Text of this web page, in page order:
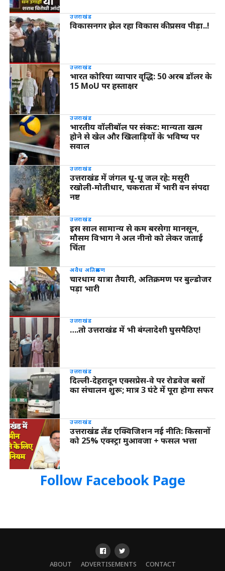
उत्तराखंड
विकासनगर झेल रहा विकास की प्रसव पीड़ा..!
उत्तराखंड
भारत कोरिया व्यापार वृद्धि: 50 अरब डॉलर के
15 MoU पर हस्ताक्षर
उत्तराखंड
भारतीय वॉलीबॉल पर संकट: मान्यता खत्म
होने से खेल और खिलाड़ियों के भविष्य पर
सवाल
उत्तराखंड
उत्तराखंड में जंगल धू-धू जल रहे: मसूरी
रखोली-मोतीधार, चकराता में भारी वन संपदा
नष्ट
उत्तराखंड
इस साल सामान्य से कम बरसेगा मानसून,
मौसम विभाग ने अल नीनो को लेकर जताई
चिंता
अवैध अतिक्रमण
चारधाम यात्रा तैयारी, अतिक्रमण पर बुल्डोजर
पड़ा भारी
उत्तराखंड
….तो उत्तराखंड में भी बंग्लादेशी घुसपैठिए!
उत्तराखंड
दिल्ली-देहरादून एक्सप्रेस-वे पर रोडवेज बसों
का संचालन शुरू; मात्र 3 घंटे में पूरा होगा सफर
उत्तराखंड
उत्तराखंड लैंड एक्विजिशन नई नीति: किसानों
को 25% एक्स्ट्रा मुआवजा + फसल भत्ता
Follow Facebook Page
ABOUT ADVERTISEMENTS CONTACT